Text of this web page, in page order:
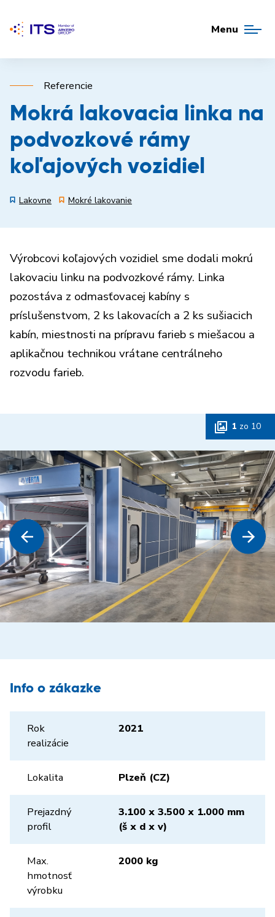
Menu
Referencie
Mokrá lakovacia linka na
podvozkové rámy
koľajových vozidiel
Lakovne Mokré lakovanie
Výrobcovi koľajových vozidiel sme dodali mokrú
lakovaciu linku na podvozkové rámy. Linka
pozostáva z odmasťovacej kabíny s
príslušenstvom, 2 ks lakovacích a 2 ks sušiacich
kabín, miestnosti na prípravu farieb s miešacou a
aplikačnou technikou vrátane centrálneho
rozvodu farieb.
1 zo 10
Info o zákazke
Rok
realizácie
2021
Lokalita Plzeň (CZ)
Prejazdný
profil
3.100 x 3.500 x 1.000 mm
(š x d x v)
Max.
hmotnosť
výrobku
2000 kg